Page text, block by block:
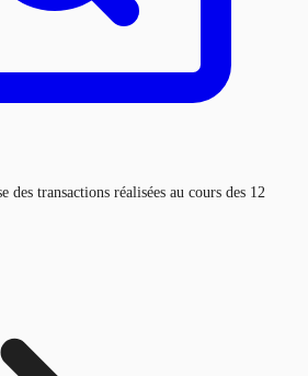
des transactions réalisées au cours des 12